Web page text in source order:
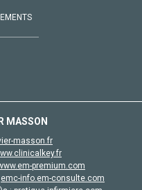
MASSON
masson.fr
premium.com
emc-info.em-consulte.com